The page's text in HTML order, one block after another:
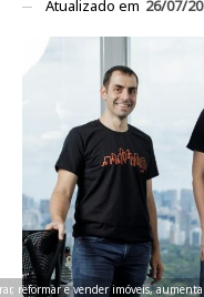
Atualizado em 26/07/
reformar e vender imóveis,